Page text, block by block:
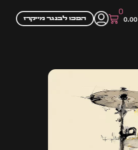
הפכו לבנגר מייקרז 0.00
0